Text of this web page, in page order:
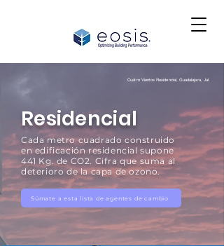
Cuatro Vientos Residencial, Guadalajara, Jal.
Residencial
Cada metro cuadrado construido
en edificación residencial supone
441 Kg. de CO2. Cifra que suma al
deterioro de la capa de ozono.
Súmate a esta lista de agentes de cambio